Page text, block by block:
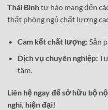
Thái Bìnhtự hào mang đến
thất phòng ngủ chất lượng
Cam kết chất lượng:Sản
Dịch vụ chuyên nghiệp:
tâm.
Liên hệ ngay để sở hữu bộ
nghi, hiện đại!